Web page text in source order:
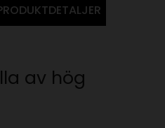
av hög